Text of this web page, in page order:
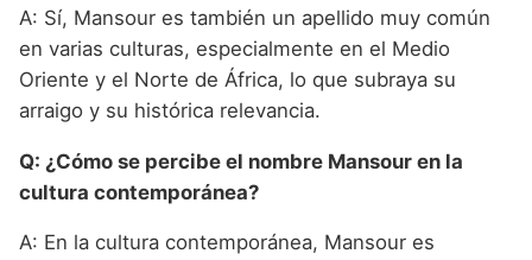
A: Sí, Mansour es también un apellido muy común
en varias culturas, especialmente en el Medio
Oriente y el Norte de África, lo que subraya su
arraigo y su histórica relevancia.
Q: ¿Cómo se percibe el nombre Mansour en la
cultura contemporánea?
A: En la cultura contemporánea, Mansour es